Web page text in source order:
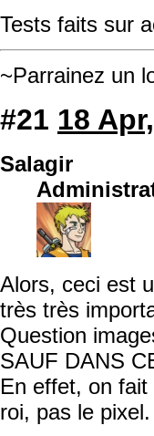
Tests faits sur
~Parrainez un
#21 18
Salagir
Alors, ceci est
très très
Question
SAUF DANS
En effet, on
roi, pas le pixel.